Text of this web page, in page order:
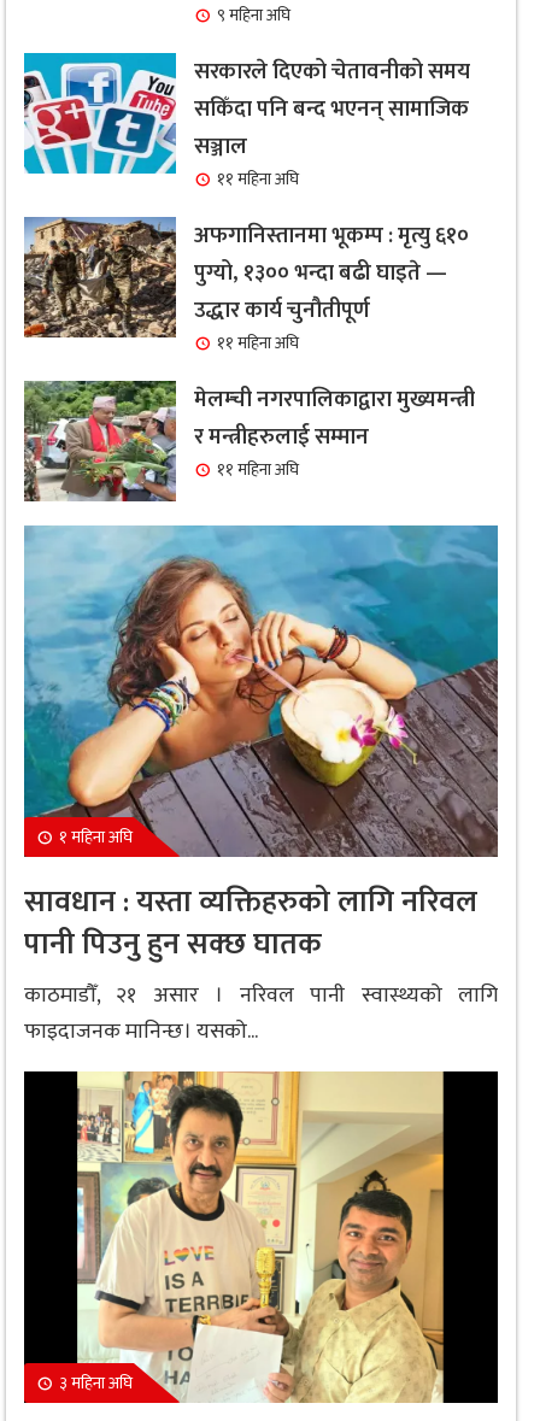
९ महिना अघि
सरकारले दिएको चेतावनीको समय
सकिँदा पनि बन्द भएनन् सामाजिक
सञ्जाल
११ महिना अघि
अफगानिस्तानमा भूकम्प : मृत्यु ६१०
पुग्यो, १३०० भन्दा बढी घाइते —
उद्धार कार्य चुनौतीपूर्ण
११ महिना अघि
मेलम्ची नगरपालिकाद्वारा मुख्यमन्त्री
र मन्त्रीहरुलाई सम्मान
११ महिना अघि
१ महिना अघि
सावधान : यस्ता व्यक्तिहरुको लागि नरिवल
पानी पिउनु हुन सक्छ घातक
काठमाडौँ, २१ असार । नरिवल पानी स्वास्थ्यको लागि
फाइदाजनक मानिन्छ। यसको...
३ महिना अघि